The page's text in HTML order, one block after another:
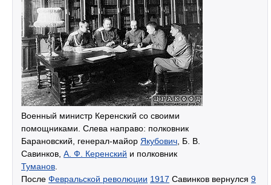
Военный министр Керенский со своими
помощниками. Слева направо: полковник
Барановский, генерал-майор Якубович , Б. В.
Савинков, А. Ф. Керенский и полковник
Туманов
После Февральской революции 1917 Савинков вернулся 9